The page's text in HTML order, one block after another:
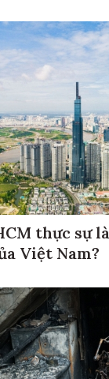
thực sự
Việt Nam?